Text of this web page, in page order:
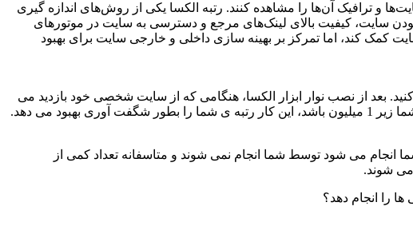
ترافیک آن‌ها را مشاهده کنند. رتبه الکسا یکی از روش‌های اندازه گیری
سایت، کیفیت بالای لینک‌های مرجع و دسترسی به سایت در موتورهای
کمک کند، اما تمرکز بر بهینه سازی داخلی و خارجی سایت برای بهبود
بعد از نصب نوار ابزار الکسا، هنگامی که از سایت شخصی خود بازدید می
می دهد.
انجام می شود توسط شما انجام نمی شوند و متاسفانه تعداد کمی از
می شوند.
را انجام دهد؟